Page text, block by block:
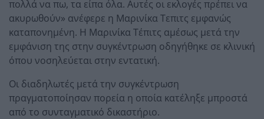
πολλά να πω, τα είπα όλα. Αυτές οι εκλογές πρέπει να
ακυρωθούν» ανέφερε η Μαρινίκα Τεπιτς εμφανώς
καταπονημένη. Η Μαρινίκα Τέπιτς αμέσως μετά την
εμφάνιση της στην συγκέντρωση οδηγήθηκε σε κλινική
όπου νοσηλεύεται στην εντατική.
Οι διαδηλωτές μετά την συγκέντρωση
πραγματοποίησαν πορεία η οποία κατέληξε μπροστά
από το συνταγματικό δικαστήριο.